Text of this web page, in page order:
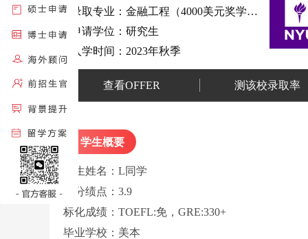
录取专业：金融工程（4000美元奖学金）
申请学位：研究生
入学时间：2023年秋季
查看OFFER 测该校录取率
学生概要
学生姓名：L同学
学分绩点：3.9
标化成绩：TOEFL:免，GRE:330+
毕业学校：美本